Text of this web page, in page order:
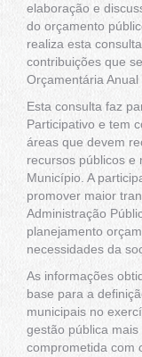
elaboração e
do orçamento
realiza esta
contribuições que
Orçamentária Anual
Esta consulta faz
Participativo e tem
áreas que devem
recursos públicos e
Município. A
promover maior
Administração
planejamento
necessidades da
As informações
base para a
municipais no
gestão pública
comprometida com